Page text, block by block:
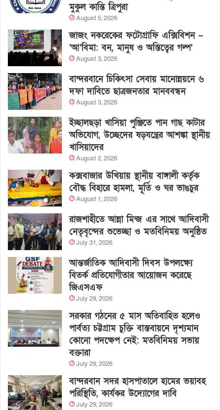
মুকুল কান্তি ত্রিপুরা
August 5, 2026
জাজং নকরেকের ফটোগ্রাফি এক্সিবিশন –
‘আ’বিমা: বন, মানুষ ও অস্তিত্বের গল্প’
August 3, 2026
বান্দরবানে চিকিৎসা সেবায় মানোন্নয়নে ৬
দফা দাবিতে ছাত্রজনতার মানববন্ধন
August 3, 2026
ইচ্ছালছড়া খাসিয়া পুঞ্জিতে পান গাছ কাটার
অভিযোগ, উচ্ছেদের ষড়যন্ত্রের আশঙ্কা স্থানীয়
খাসিয়াদের
August 2, 2026
কক্সবাজার উখিয়ায় স্থানীয় বাঙ্গালী কর্তৃক
বৌদ্ধ বিহারে হামলা, মূর্তি ও ঘর ভাঙচুর
August 1, 2026
রাজশাহীতে আন্না মিন্জ এর সাথে আদিবাসী
নেতৃবৃন্দের শুভেচ্ছা ও মতবিনিময় অনুষ্ঠিত
July 31, 2026
আন্তর্জাতিক আদিবাসী দিবস উপলক্ষ্যে
বিতর্ক প্রতিযোগীতার আয়োজন করেছে
জিএসএফ
July 29, 2026
সরকার গঠনের ৫ মাস অতিবাহিত হলেও
পার্বত্য চট্টগ্রাম চুক্তি বাস্তবায়নে দৃশ্যমান
কোনো পদক্ষেপ নেই: মতবিনিময় সভায়
বক্তারা
July 29, 2026
বান্দরবান সদর হাসপাতালে হামের ভয়াবহ
পরিস্থিতি, কার্যকর উদ্যোগের দাবি
July 29, 2026